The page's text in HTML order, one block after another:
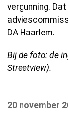
vergunning.
DA Haarlem.
Bij de foto: de
Streetview).
20 november